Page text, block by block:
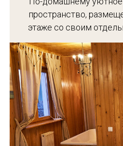
пространство,
этаже со своим